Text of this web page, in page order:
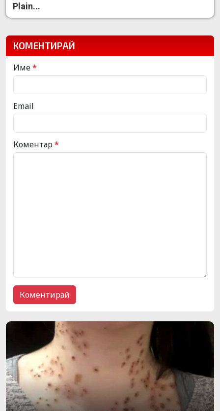
Plain...
КОМЕНТИРАЙ
Име*
Email
Коментар*